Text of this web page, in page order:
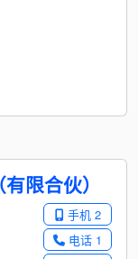
限合伙）
手机 2
电话 1